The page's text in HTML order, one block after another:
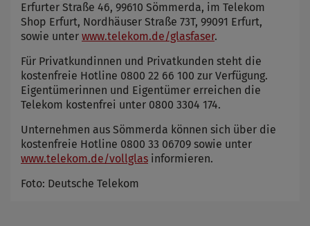
Erfurter Straße 46, 99610 Sömmerda, im Telekom
Shop Erfurt, Nordhäuser Straße 73T, 99091 Erfurt,
sowie unter www.telekom.de/glasfaser.
Für Privatkundinnen und Privatkunden steht die
kostenfreie Hotline 0800 22 66 100 zur Verfügung.
Eigentümerinnen und Eigentümer erreichen die
Telekom kostenfrei unter 0800 3304 174.
Unternehmen aus Sömmerda können sich über die
kostenfreie Hotline 0800 33 06709 sowie unter
www.telekom.de/vollglas informieren.
Foto: Deutsche Telekom